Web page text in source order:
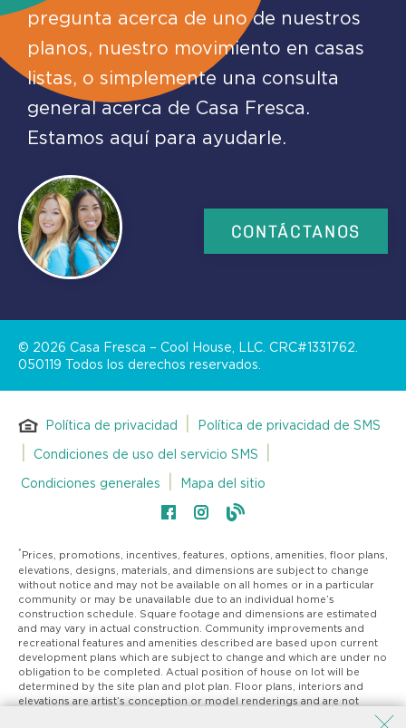
pregunta acerca de uno de nuestros
planos, nuestro movimiento en casas
listas, o simplemente una consulta
general acerca de Casa Fresca.
Estamos aquí para ayudarle.
CONTÁCTANOS
© 2026 Casa Fresca – Cool House, LLC. CRC#1331762.
050119 Todos los derechos reservados.
Política de privacidad Política de privacidad de SMS
Condiciones de uso del servicio SMS
Condiciones generales Mapa del sitio
* Prices, promotions, incentives, features, options, amenities, floor plans,
elevations, designs, materials, and dimensions are subject to change
without notice and may not be available on all homes or in a particular
community or may be unavailable due to an individual home’s
construction schedule. Square footage and dimensions are estimated
and may vary in actual construction. Community improvements and
recreational features and amenities described are based upon current
development plans which are subject to change and which are under no
obligation to be completed. Actual position of house on lot will be
determined by the site plan and plot plan. Floor plans, interiors and
elevations are artist’s conception or model renderings and are not